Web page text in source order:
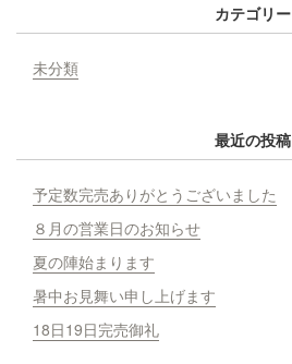
カテゴリー
未分類
最近の投稿
予定数完売ありがとうございました
８月の営業日のお知らせ
夏の陣始まります
暑中お見舞い申し上げます
18日19日完売御礼